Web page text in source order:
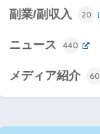
副業/副収入 20
ニュース 440
メディア紹介 60